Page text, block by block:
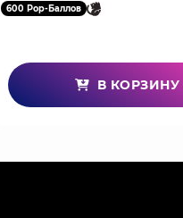
600 Pop-Баллов
В КОРЗИНУ